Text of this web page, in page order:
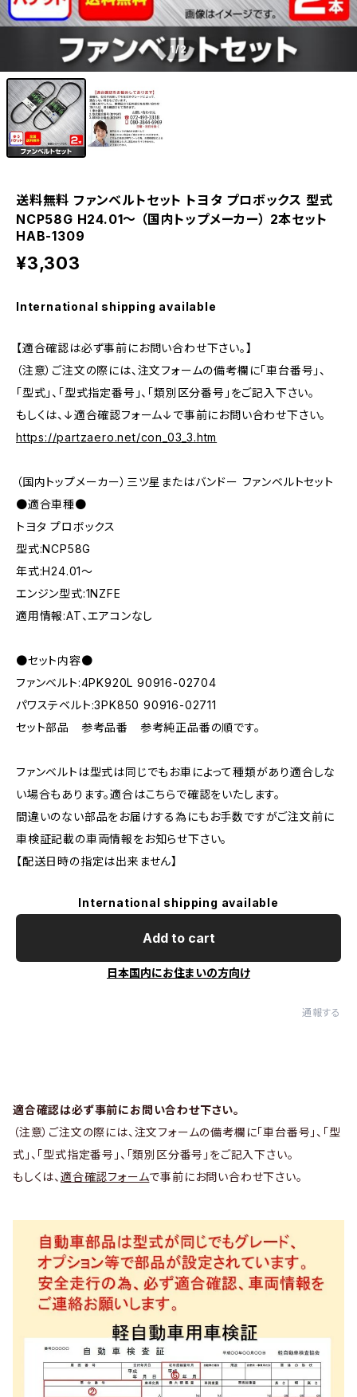
1/2
送料無料 ファンベルトセット トヨタ プロボックス 型式
NCP58G H24.01～ （国内トップメーカー） 2本セット
HAB-1309
¥3,303
International shipping available
【適合確認は必ず事前にお問い合わせ下さい。】
（注意）ご注文の際には、注文フォームの備考欄に「車台番号」、
「型式」、「型式指定番号」、「類別区分番号」をご記入下さい。
もしくは、↓適合確認フォーム↓で事前にお問い合わせ下さい。
https://partzaero.net/con_03_3.htm
（国内トップメーカー）三ツ星またはバンドー ファンベルトセット
●適合車種●
トヨタ プロボックス
型式:NCP58G
年式:H24.01～
エンジン型式:1NZFE
適用情報:AT、エアコンなし
●セット内容●
ファンベルト:4PK920L 90916-02704
パワステベルト:3PK850 90916-02711
セット部品 参考品番 参考純正品番の順です。
ファンベルトは型式は同じでもお車によって種類があり適合しな
い場合もあります。適合はこちらで確認をいたします。
間違いのない部品をお届けする為にもお手数ですがご注文前に
車検証記載の車両情報をお知らせ下さい。
【配送日時の指定は出来ません】
International shipping available
Add to cart
日本国内にお住まいの方向け
通報する
適合確認は必ず事前にお問い合わせ下さい。
（注意）ご注文の際には、注文フォームの備考欄に「車台番号」、「型
式」、「型式指定番号」、「類別区分番号」をご記入下さい。
もしくは、 適合確認フォームで事前にお問い合わせ下さい。